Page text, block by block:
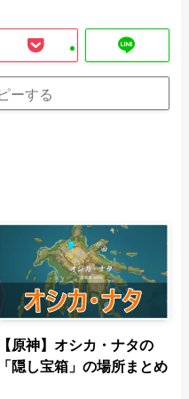
ーする
【原神】オシカ・ナタの
「隠し宝箱」の場所まとめ